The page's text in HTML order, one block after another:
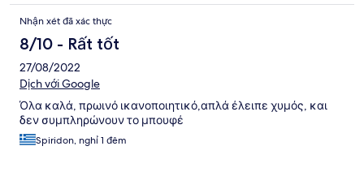
to the jacuzzi. The a la carte food could have been better but
the service was absolutely professional and courteous.
Unfortunately, the elderly may encounter difficulties: quite a lot
of stairs, which are sometimes unavoidable. But to sum up -
great stay - thank you.
Nhận xét đã xác thực
8/10 - Rất tốt
27/08/2022
Dịch với Google
Όλα καλά, πρωινό ικανοποιητικό,απλά έλειπε χυμός, και
δεν συμπληρώνουν το μπουφέ
Spiridon, nghỉ 1 đêm